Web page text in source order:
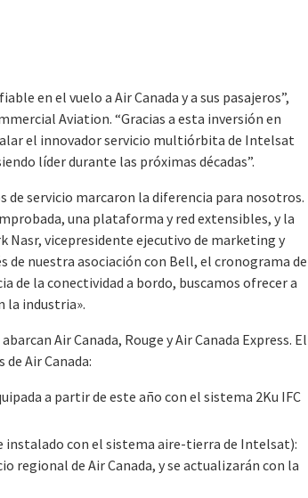
en el vuelo a Air Canada y a sus pasajeros”,
Aviation. “Gracias a esta inversión en
el innovador servicio multiórbita de Intelsat
líder durante las próximas décadas”.
de servicio marcaron la diferencia para nosotros.
una plataforma y red extensibles, y la
Nasr, vicepresidente ejecutivo de marketing y
de nuestra asociación con Bell, el cronograma de
de la conectividad a bordo, buscamos ofrecer a
la industria».
Air Canada, Rouge y Air Canada Express. El
Air Canada:
a partir de este año con el sistema 2Ku IFC
instalado con el sistema aire-tierra de Intelsat):
regional de Air Canada, y se actualizarán con la